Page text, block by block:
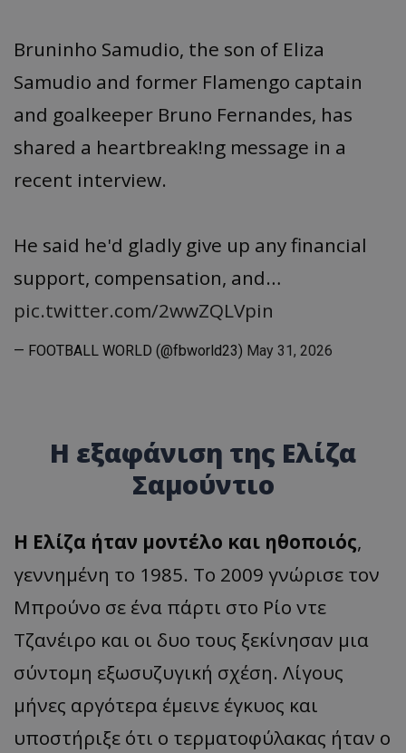
Bruninho Samudio, the son of Eliza
Samudio and former Flamengo captain
and goalkeeper Bruno Fernandes, has
shared a heartbreak!ng message in a
recent interview.
He said he'd gladly give up any financial
support, compensation, and…
pic.twitter.com/2wwZQLVpin
— FOOTBALL WORLD (@fbworld23) May 31, 2026
H εξαφάνιση της Ελίζα
Σαμούντιο
Η Ελίζα ήταν μοντέλο και ηθοποιός,
γεννημένη το 1985. Το 2009 γνώρισε τον
Μπρούνο σε ένα πάρτι στο Ρίο ντε
Τζανέιρο και οι δυο τους ξεκίνησαν μια
σύντομη εξωσυζυγική σχέση. Λίγους
μήνες αργότερα έμεινε έγκυος και
υποστήριξε ότι ο τερματοφύλακας ήταν ο